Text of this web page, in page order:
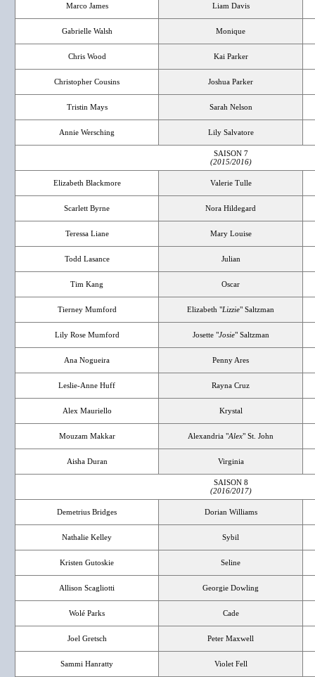
Marco James Liam Davis
Gabrielle Walsh Monique
Chris Wood Kai Parker
Christopher Cousins Joshua Parker
Tristin Mays Sarah Nelson
Annie Wersching Lily Salvatore
SAISON 7
(2015/2016)
Elizabeth Blackmore Valerie Tulle
Scarlett Byrne Nora Hildegard
Teressa Liane Mary Louise
Todd Lasance Julian
Tim Kang Oscar
Tierney Mumford Elizabeth "Lizzie" Saltzman
Lily Rose Mumford Josette "Josie" Saltzman
Ana Nogueira Penny Ares
Leslie-Anne Huff Rayna Cruz
Alex Mauriello Krystal
Mouzam Makkar Alexandria "Alex" St. John
Aisha Duran Virginia
SAISON 8
(2016/2017)
Demetrius Bridges Dorian Williams
Nathalie Kelley Sybil
Kristen Gutoskie Seline
Allison Scagliotti Georgie Dowling
Wolé Parks Cade
Joel Gretsch Peter Maxwell
Sammi Hanratty Violet Fell